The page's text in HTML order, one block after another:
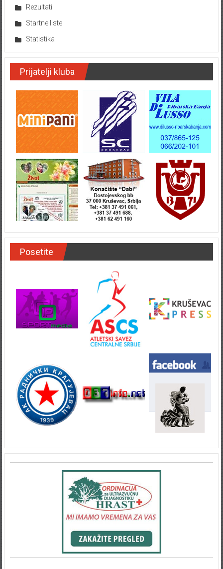
Rezultati
Startne liste
Statistika
Prijatelji kluba
Posetite